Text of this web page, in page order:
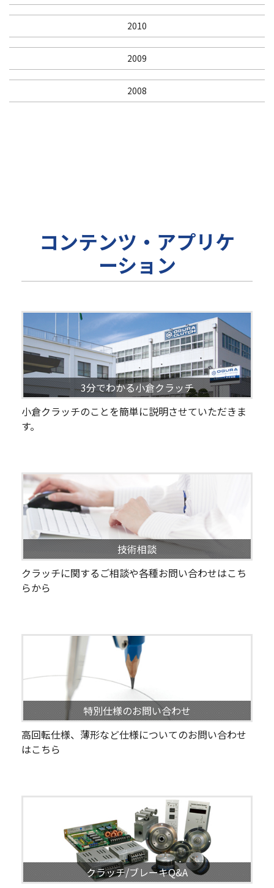
2010
2009
2008
コンテンツ・アプリケ
ーション
3分でわかる小倉クラッチ
小倉クラッチのことを簡単に説明させていただきま
す。
技術相談
クラッチに関するご相談や各種お問い合わせはこち
らから
特別仕様のお問い合わせ
高回転仕様、薄形など仕様についてのお問い合わせ
はこちら
クラッチ/ブレーキQ&A